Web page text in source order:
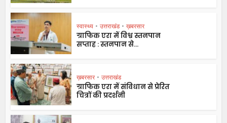
स्वास्थ्य • उत्तराखंड • ख़बरसार
ग्राफिक एरा में विश्व स्तनपान
सप्ताह : स्तनपान से...
ख़बरसार • उत्तराखंड
ग्राफिक एरा में संविधान से प्रेरित
चित्रों की प्रदर्शनी